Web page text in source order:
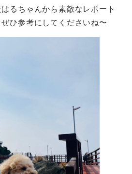
るちゃんから素敵なレポート
ひ参考にしてくださいね〜